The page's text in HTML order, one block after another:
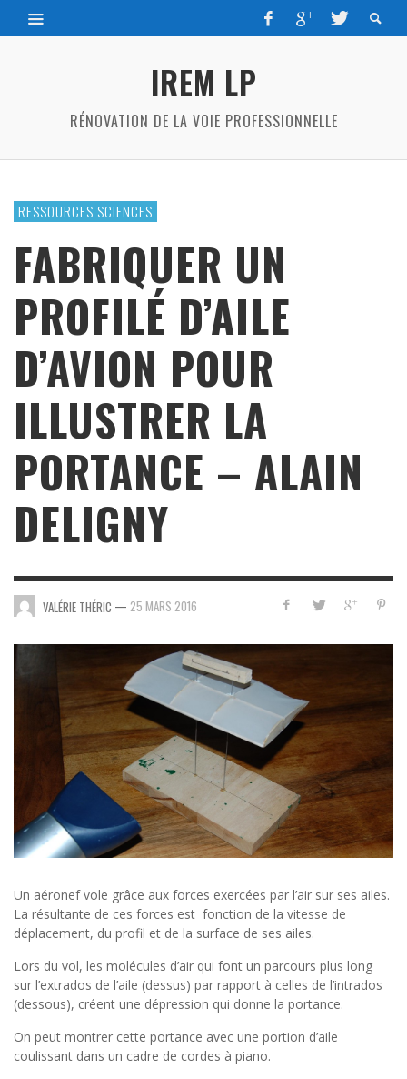
IREM LP
RÉNOVATION DE LA VOIE PROFESSIONNELLE
RESSOURCES SCIENCES
FABRIQUER UN
PROFILÉ D’AILE
D’AVION POUR
ILLUSTRER LA
PORTANCE – ALAIN
DELIGNY
VALÉRIE THÉRIC — 25 MARS 2016
Un aéronef vole grâce aux forces exercées par l’air sur ses ailes.
La résultante de ces forces est fonction de la vitesse de
déplacement, du profil et de la surface de ses ailes.
Lors du vol, les molécules d’air qui font un parcours plus long
sur l’extrados de l’aile (dessus) par rapport à celles de l’intrados
(dessous), créent une dépression qui donne la portance.
On peut montrer cette portance avec une portion d’aile
coulissant dans un cadre de cordes à piano.